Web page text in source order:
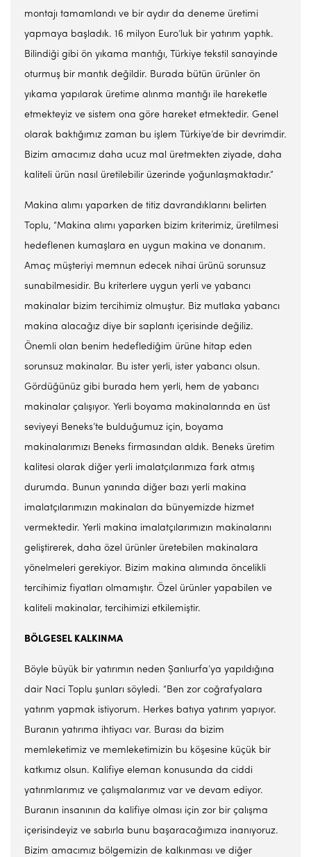
montajı tamamlandı ve bir aydır da deneme üretimi
yapmaya başladık. 16 milyon Euro’luk bir yatırım yaptık.
Bilindiği gibi ön yıkama mantığı, Türkiye tekstil sanayinde
oturmuş bir mantık değildir. Burada bütün ürünler ön
yıkama yapılarak üretime alınma mantığı ile hareketle
etmekteyiz ve sistem ona göre hareket etmektedir. Genel
olarak baktığımız zaman bu işlem Türkiye’de bir devrimdir.
Bizim amacımız daha ucuz mal üretmekten ziyade, daha
kaliteli ürün nasıl üretilebilir üzerinde yoğunlaşmaktadır.”
Makina alımı yaparken de titiz davrandıklarını belirten
Toplu, “Makina alımı yaparken bizim kriterimiz, üretilmesi
hedeflenen kumaşlara en uygun makina ve donanım.
Amaç müşteriyi memnun edecek nihai ürünü sorunsuz
sunabilmesidir. Bu kriterlere uygun yerli ve yabancı
makinalar bizim tercihimiz olmuştur. Biz mutlaka yabancı
makina alacağız diye bir saplantı içerisinde değiliz.
Önemli olan benim hedeflediğim ürüne hitap eden
sorunsuz makinalar. Bu ister yerli, ister yabancı olsun.
Gördüğünüz gibi burada hem yerli, hem de yabancı
makinalar çalışıyor. Yerli boyama makinalarında en üst
seviyeyi Beneks’te bulduğumuz için, boyama
makinalarımızı Beneks firmasından aldık. Beneks üretim
kalitesi olarak diğer yerli imalatçılarımıza fark atmış
durumda. Bunun yanında diğer bazı yerli makina
imalatçılarımızın makinaları da bünyemizde hizmet
vermektedir. Yerli makina imalatçılarımızın makinalarını
geliştirerek, daha özel ürünler üretebilen makinalara
yönelmeleri gerekiyor. Bizim makina alımında öncelikli
tercihimiz fiyatları olmamıştır. Özel ürünler yapabilen ve
kaliteli makinalar, tercihimizi etkilemiştir.
BÖLGESEL KALKINMA
Böyle büyük bir yatırımın neden Şanlıurfa’ya yapıldığına
dair Naci Toplu şunları söyledi. “Ben zor coğrafyalara
yatırım yapmak istiyorum. Herkes batıya yatırım yapıyor.
Buranın yatırıma ihtiyacı var. Burası da bizim
memleketimiz ve memleketimizin bu köşesine küçük bir
katkımız olsun. Kalifiye eleman konusunda da ciddi
yatırımlarımız ve çalışmalarımız var ve devam ediyor.
Buranın insanının da kalifiye olması için zor bir çalışma
içerisindeyiz ve sabırla bunu başaracağımıza inanıyoruz.
Bizim amacımız bölgemizin de kalkınması ve diğer